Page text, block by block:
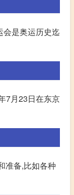
是奥运历史迄
7月23日在东京
准备,比如各种